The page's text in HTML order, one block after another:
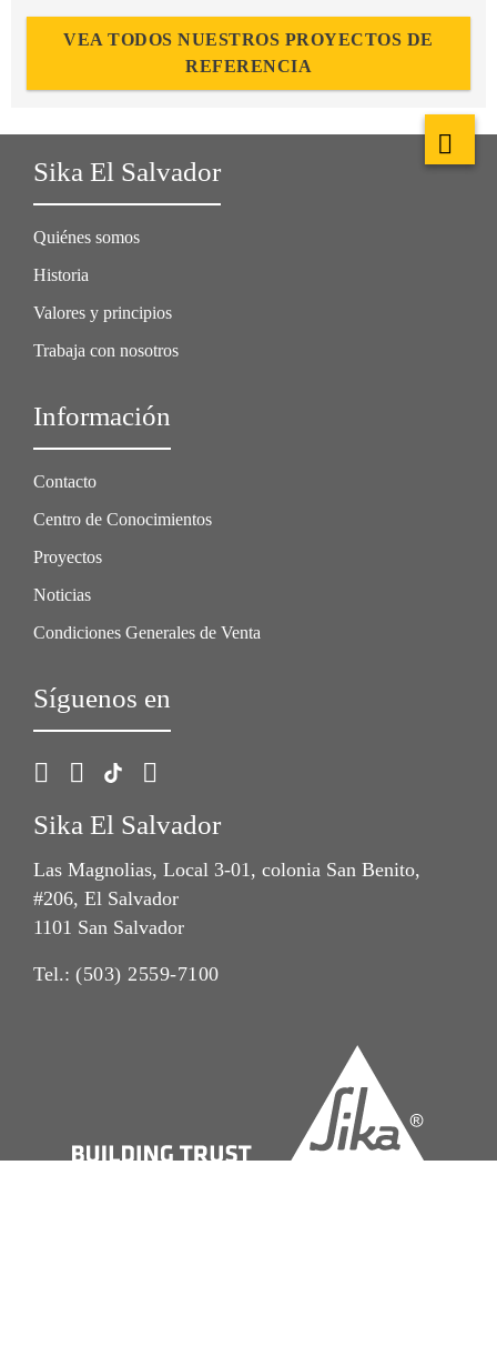
VEA TODOS NUESTROS PROYECTOS DE
REFERENCIA
Sika El Salvador
Quiénes somos
Historia
Valores y principios
Trabaja con nosotros
Información
Contacto
Centro de Conocimientos
Proyectos
Noticias
Condiciones Generales de Venta
Síguenos en
Sika El Salvador
Las Magnolias, Local 3-01, colonia San Benito,
#206, El Salvador
1101 San Salvador
Tel.: (503) 2559-7100